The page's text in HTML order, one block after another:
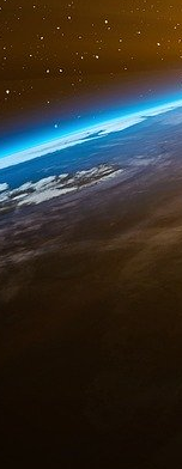
Le
« Une
« Les
être à
une
sur des
ses
repérer